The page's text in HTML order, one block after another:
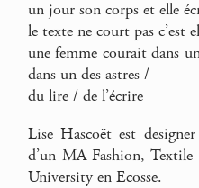
un jour son corps et elle
le texte ne court pas c’est
une femme courait dans
dans un des astres /
du lire / de l’écrire
Lise Hascoët est
d’un MA Fashion,
University en Ecosse.